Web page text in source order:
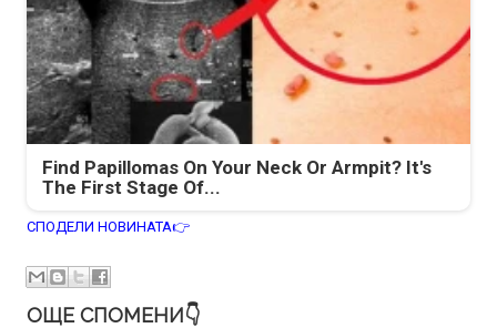
Find Papillomas On Your Neck Or Armpit? It's
The First Stage Of...
СПОДЕЛИ НОВИНАТА👉
ОЩЕ СПОМЕНИ👇